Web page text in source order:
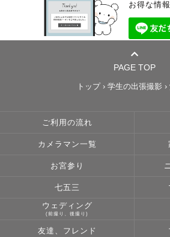
お得な情
PAGE TOP
トップ› 学生の出張撮影 ›
ご利用の流れ
カメラマン一覧
お宮参り
七五三
ウェディング
(前撮り、後撮り)
友達、フレンド